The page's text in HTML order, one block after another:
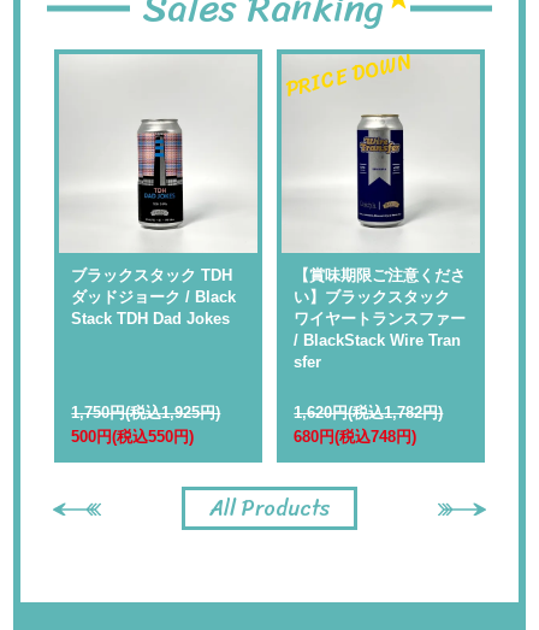
ブラックスタック TDH
ダッドジョーク / Black
Stack TDH Dad Jokes
1,750円(税込1,925円)
500円(税込550円)
PRICE DOWN
【賞味期限ご注意くださ
い】ブラックスタック
ワイヤートランスファー
/ BlackStack Wire Tran
sfer
1,620円(税込1,782円)
680円(税込748円)
All Products